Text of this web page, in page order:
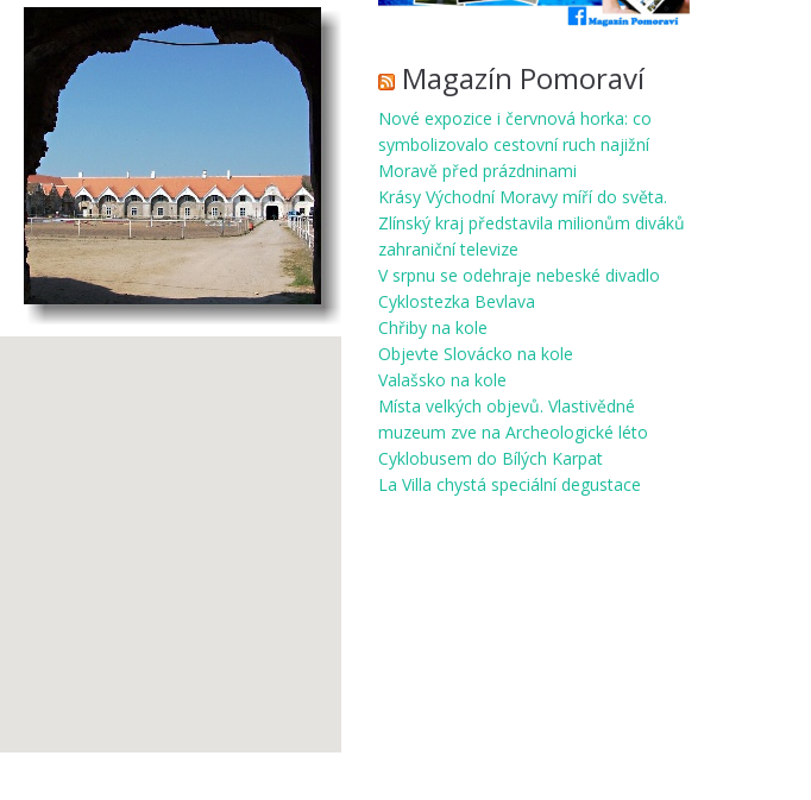
Magazín Pomoraví
Nové expozice i červnová horka: co
symbolizovalo cestovní ruch najižní
Moravě před prázdninami
Krásy Východní Moravy míří do světa.
Zlínský kraj představila milionům diváků
zahraniční televize
V srpnu se odehraje nebeské divadlo
Cyklostezka Bevlava
Chřiby na kole
Objevte Slovácko na kole
Valašsko na kole
Místa velkých objevů. Vlastivědné
muzeum zve na Archeologické léto
Cyklobusem do Bílých Karpat
La Villa chystá speciální degustace